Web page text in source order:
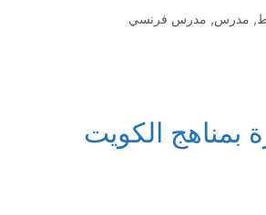
, مدرس, مدرس فرنسي
الكويت